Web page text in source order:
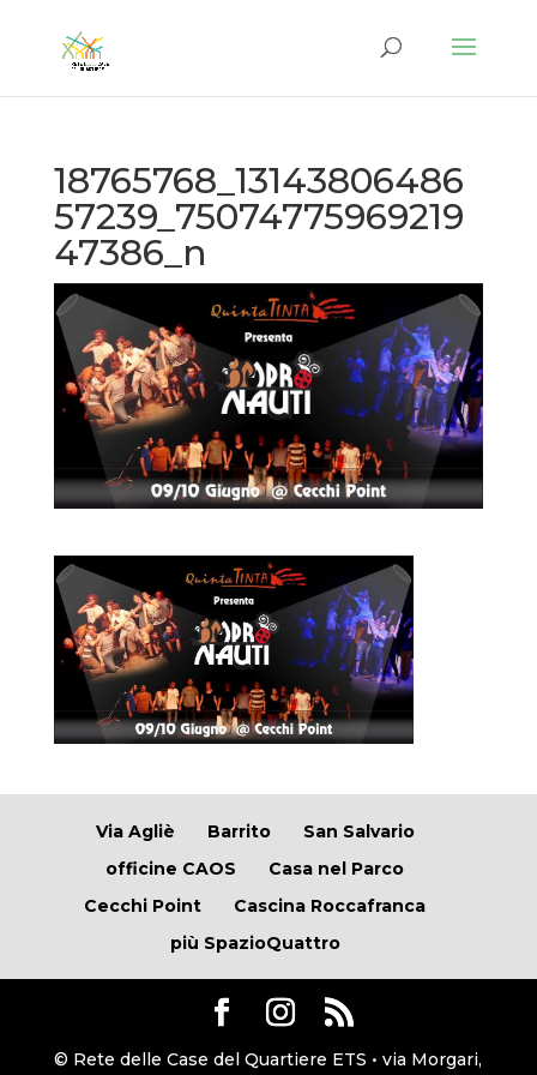
18765768_13143806486
57239_75074775969219
47386_n
Via Agliè Barrito
San Salvario
officine CAOS
Casa nel Parco
Cecchi Point
Cascina Roccafranca
più SpazioQuattro
© Rete delle Case del Quartiere ETS • via Morgari,